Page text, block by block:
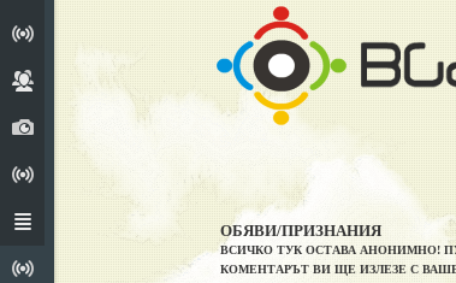
ГРУПИ
СНИМКИ
АНКЕТИ
ИЗПОВЕДАЛНЯ
ОБЯВИ/ПРИЗНАНИЯ
ВСИЧКО ТУК ОСТАВА АНОНИМНО!
КОМЕНТАРЪТ ВИ ЩЕ ИЗЛЕЗЕ С